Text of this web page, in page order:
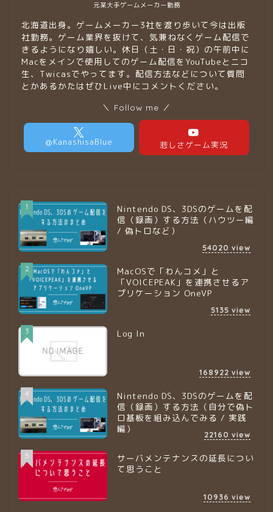
元某大手ゲームメーカー勤務
北海道出身。ゲームメーカー3社を渡り歩いて今は出版
社勤務。ゲーム業界を抜けて、気兼ねなくゲーム配信で
きるようになり嬉しい。休日（土・日・祝）の午前中に
Macをメインで使用してのゲーム配信をYouTubeとニコ
生、Twicasでやってます。配信方法などについて質問
とかあるかたはぜひLive中にコメントください。
＼ Follow me ／
1
Nintendo DS、3DSのゲームを配
信（録画）する方法（ハウツー編
/ 偽トロなど）
54020 view
2
MacOSで「わんコメ」と
「VOICEPEAK」を連携させるア
プリケーション OneVP
5135 view
3 Log In
168922 view
4
Nintendo DS、3DSのゲームを配
信（録画）する方法（自分で偽ト
ロ基板を組み込んでみる / 実践
編）
22160 view
5
サーバメンテナンスの延長につい
て思うこと
10936 view